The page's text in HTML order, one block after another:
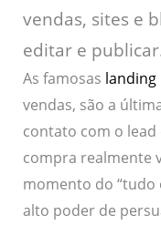
vendas, sites e
editar e
As famosas landing
vendas, são a
contato com o lead
compra realmente
momento do “tudo
alto poder de